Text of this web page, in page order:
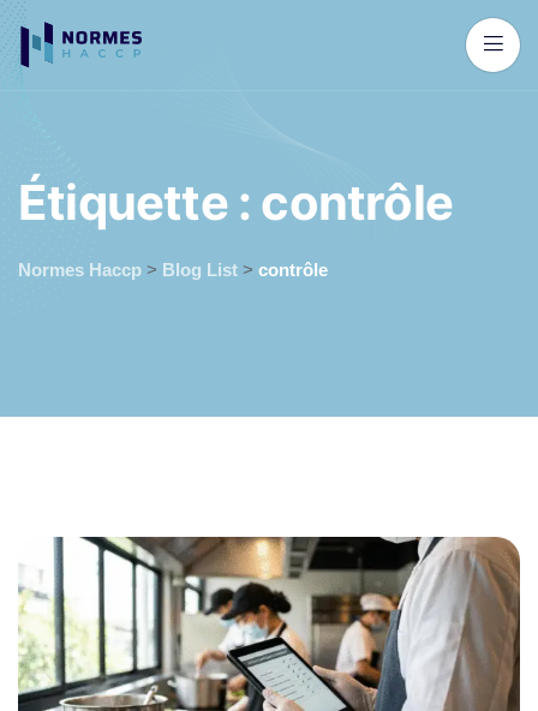
Étiquette : contrôle
Normes Haccp > Blog List > contrôle